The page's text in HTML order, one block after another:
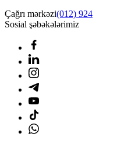
Çağrı mərkəzi(012) 924
Sosial şəbəkələrimiz